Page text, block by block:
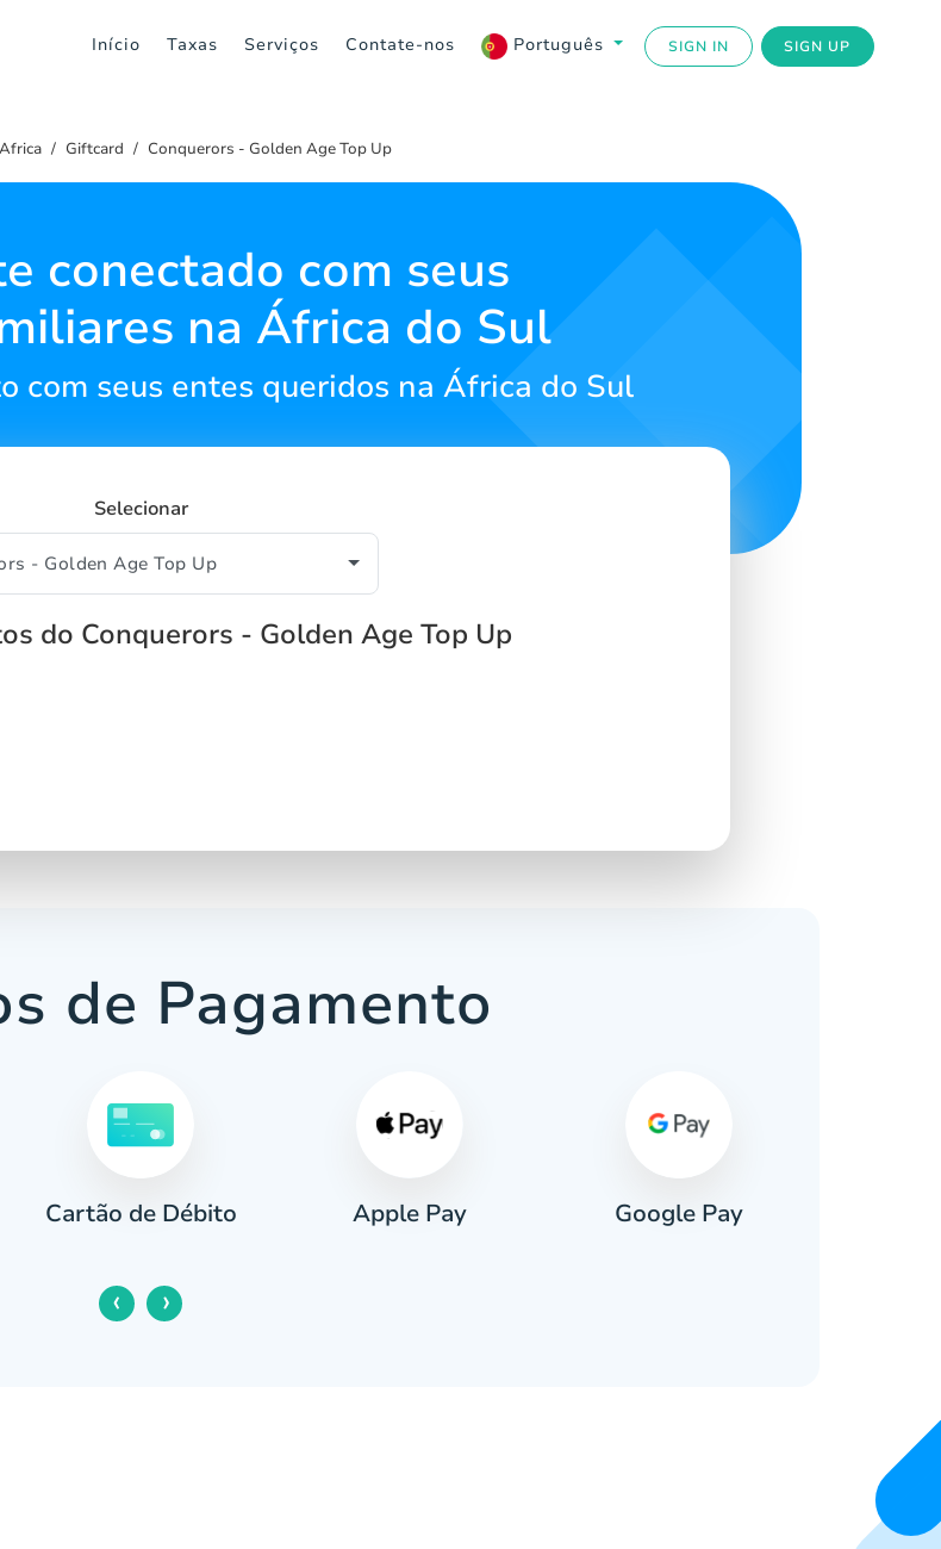
Início Taxas Serviços Contate-nos Português SIGN IN SIGN UP
Giftcard Conquerors - Golden Age Top Up
conectado com seus
na África do Sul
com seus entes queridos na África do Sul
Selecionar
do Conquerors - Golden Age Top Up
de Pagamento
Cartão de Débito Apple Pay Google Pay
‹ ›